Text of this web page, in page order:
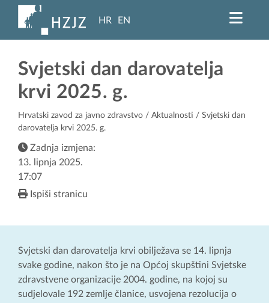
HR EN
Svjetski dan darovatelja
krvi 2025. g.
Hrvatski zavod za javno zdravstvo / Aktualnosti / Svjetski dan
darovatelja krvi 2025. g.
Zadnja izmjena:
13. lipnja 2025.
17:07
Ispiši stranicu
Svjetski dan darovatelja krvi obilježava se 14. lipnja
svake godine, nakon što je na Općoj skupštini Svjetske
zdravstvene organizacije 2004. godine, na kojoj su
sudjelovale 192 zemlje članice, usvojena rezolucija o